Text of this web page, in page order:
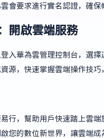
會要求進行實名認證，確保
開啟雲端服務
入華為雲管理控制台，選
源，快速掌握雲端操作技巧
行，幫助用戶快速踏上雲
您的數位新世界，讓雲端成